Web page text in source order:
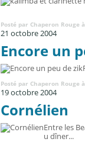
Posté par Chaperon Rouge
21 octobre 2004
Encore un
Posté par Chaperon Rouge
19 octobre 2004
Cornélien
Entre les
u dîner...